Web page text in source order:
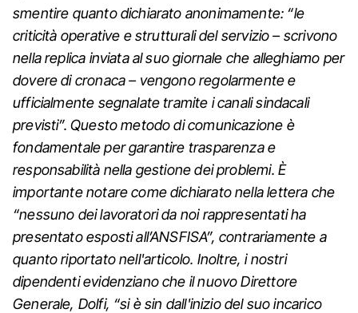
smentire quanto dichiarato anonimamente: “le
criticità operative e strutturali del servizio – scrivono
nella replica inviata al suo giornale che alleghiamo per
dovere di cronaca – vengono regolarmente e
ufficialmente segnalate tramite i canali sindacali
previsti”. Questo metodo di comunicazione è
fondamentale per garantire trasparenza e
responsabilità nella gestione dei problemi. È
importante notare come dichiarato nella lettera che
“nessuno dei lavoratori da noi rappresentati ha
presentato esposti all’ANSFISA”, contrariamente a
quanto riportato nell'articolo. Inoltre, i nostri
dipendenti evidenziano che il nuovo Direttore
Generale, Dolfi, “si è sin dall'inizio del suo incarico